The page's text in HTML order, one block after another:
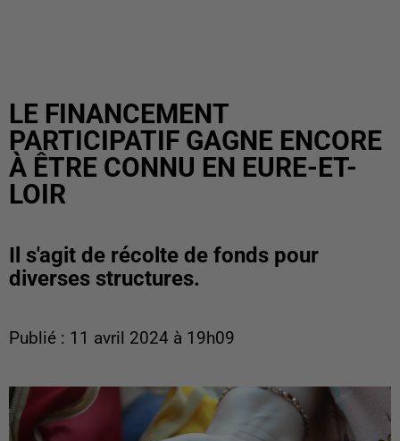
LE FINANCEMENT
PARTICIPATIF GAGNE ENCORE
À ÊTRE CONNU EN EURE-ET-
LOIR
Il s'agit de récolte de fonds pour
diverses structures.
Publié : 11 avril 2024 à 19h09